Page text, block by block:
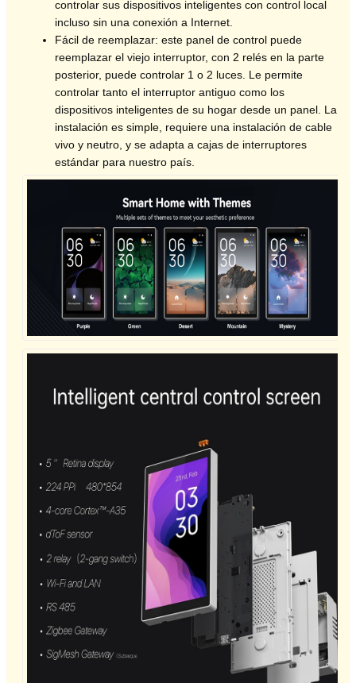
controlar sus dispositivos inteligentes con control local
incluso sin una conexión a Internet.
Fácil de reemplazar: este panel de control puede
reemplazar el viejo interruptor, con 2 relés en la parte
posterior, puede controlar 1 o 2 luces. Le permite
controlar tanto el interruptor antiguo como los
dispositivos inteligentes de su hogar desde un panel. La
instalación es simple, requiere una instalación de cable
vivo y neutro, y se adapta a cajas de interruptores
estándar para nuestro país.